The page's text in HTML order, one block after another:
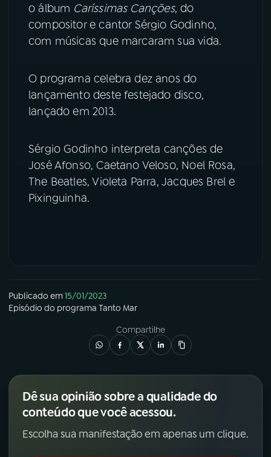
ACOMPANHE A RÁDIO NACIONAL
YouTube Facebook
TikTok
o álbum Caríssimas Canções, do
compositor e cantor Sérgio Godinho,
com músicas que marcaram sua vida.
O programa celebra dez anos do
lançamento deste festejado disco,
lançado em 2013.
Sérgio Godinho interpreta canções de
José Afonso, Caetano Veloso, Noel Rosa,
The Beatles, Violeta Parra, Jacques Brel e
Pixinguinha.
Publicado em15/01/2023
Episódio do programa Tanto Mar
Compartilhe
Dê sua opinião sobre a qualidade do
conteúdo que você acessou.
Escolha sua manifestação em apenas um clique.